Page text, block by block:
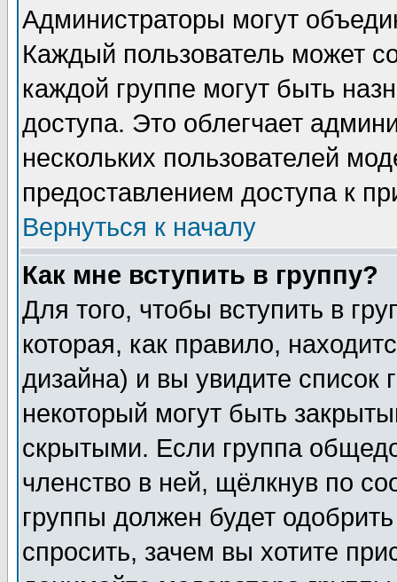
Администраторы могут
Каждый пользователь может
каждой группе могут быть
доступа. Это облегчает
нескольких пользователей
предоставлением доступа к
Вернуться к началу
Как мне вступить в группу?
Для того, чтобы вступить в
которая, как правило,
дизайна) и вы увидите список
некоторый могут быть
скрытыми. Если группа
членство в ней, щёлкнув по
группы должен будет
спросить, зачем вы хотите